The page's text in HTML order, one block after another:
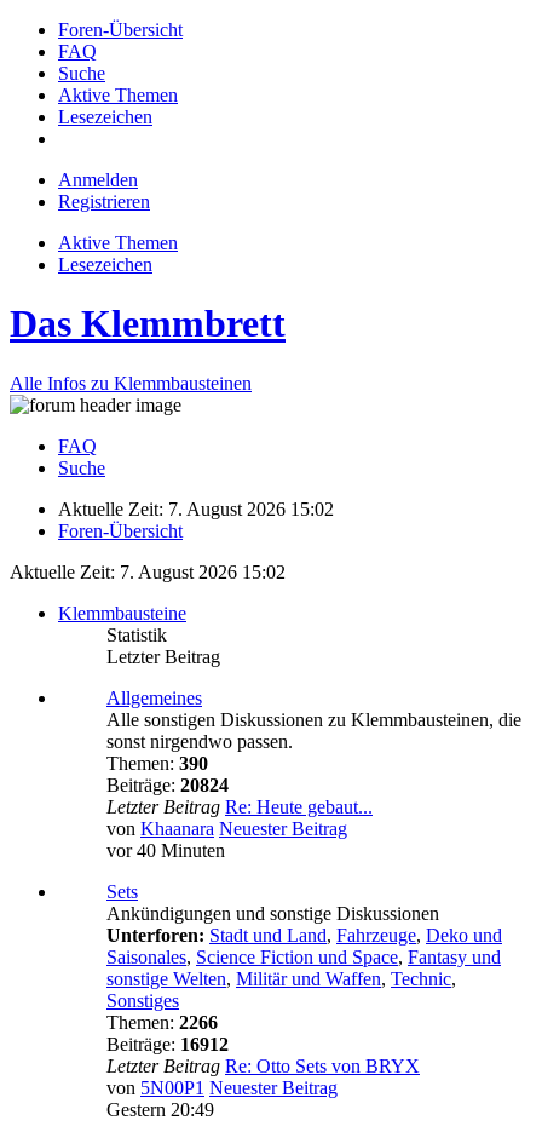
Foren-Übersicht
FAQ
Suche
Aktive Themen
Lesezeichen
Anmelden
Registrieren
Aktive Themen
Lesezeichen
Das Klemmbrett
Alle Infos zu Klemmbausteinen
FAQ
Suche
Aktuelle Zeit: 7. August 2026 15:02
Foren-Übersicht
Aktuelle Zeit: 7. August 2026 15:02
Klemmbausteine
Statistik
Letzter Beitrag
Allgemeines
Alle sonstigen Diskussionen zu Klemmbausteinen, die
sonst nirgendwo passen.
Themen: 390
Beiträge: 20824
Letzter Beitrag Re: Heute gebaut...
von Khaanara Neuester Beitrag
vor 40 Minuten
Sets
Ankündigungen und sonstige Diskussionen
Unterforen: Stadt und Land, Fahrzeuge, Deko und
Saisonales, Science Fiction und Space, Fantasy und
sonstige Welten, Militär und Waffen, Technic,
Sonstiges
Themen: 2266
Beiträge: 16912
Letzter Beitrag Re: Otto Sets von BRYX
von 5N00P1 Neuester Beitrag
Gestern 20:49